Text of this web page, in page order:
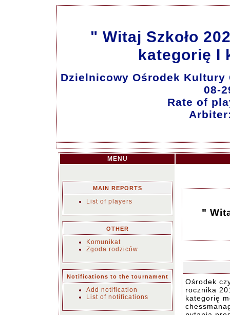
" Witaj Szkoło
kategorię I
Dzielnicowy Ośrodek Kultury
08-
Rate of
MENU
MAIN REPORTS
List of players
OTHER
Komunikat
Zgoda rodziców
Notifications to the tournament
Add notification
List of notifications
"
Ośrodek
rocznika
kategorię